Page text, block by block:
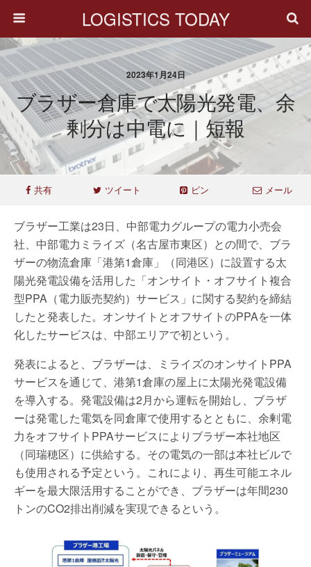
LOGISTICS TODAY
2023年1月24日
ブラザー倉庫で太陽光発電、余
剰分は中電に｜短報
共有 ツイート ピン メール
ブラザー工業は23日、中部電力グループの電力小売会
社、中部電力ミライズ（名古屋市東区）との間で、ブラ
ザーの物流倉庫「港第1倉庫」（同港区）に設置する太
陽光発電設備を活用した「オンサイト・オフサイト複合
型PPA（電力販売契約）サービス」に関する契約を締結
したと発表した。オンサイトとオフサイトのPPAを一体
化したサービスは、中部エリアで初という。
発表によると、ブラザーは、ミライズのオンサイトPPA
サービスを通じて、港第1倉庫の屋上に太陽光発電設備
を導入する。発電設備は2月から運転を開始し、ブラザ
ーは発電した電気を同倉庫で使用するとともに、余剰電
力をオフサイトPPAサービスによりブラザー本社地区
（同瑞穂区）に供給する。その電気の一部は本社ビルで
も使用される予定という。これにより、再生可能エネル
ギーを最大限活用することができ、ブラザーは年間230
トンのCO2排出削減を実現できるという。